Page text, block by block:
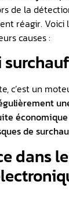
de la
réagir. Voici
causes :
c’est un
de
dans